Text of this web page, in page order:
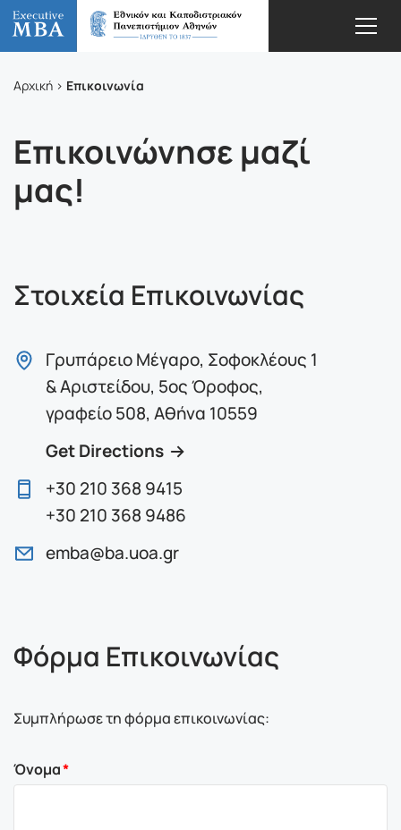
Αρχική Επικοινωνία
Επικοινώνησε μαζί
μας!
Στοιχεία Επικοινωνίας
Γρυπάρειο Μέγαρο, Σοφοκλέους 1
& Αριστείδου, 5oς Όροφος,
γραφείο 508, Αθήνα 10559
Get Directions
+30 210 368 9415
+30 210 368 9486
emba@ba.uoa.gr
Φόρμα Επικοινωνίας
Συμπλήρωσε τη φόρμα επικοινωνίας:
Όνομα